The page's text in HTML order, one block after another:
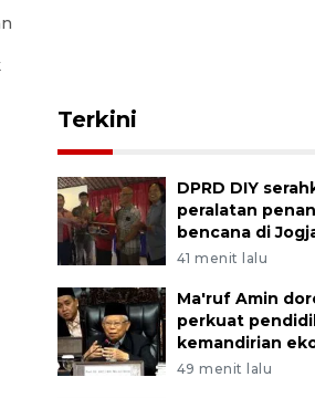
Terkini
DPRD DIY
peralatan
bencana di
41 menit lalu
Ma'ruf Amin
perkuat
kemandirian
49 menit lalu